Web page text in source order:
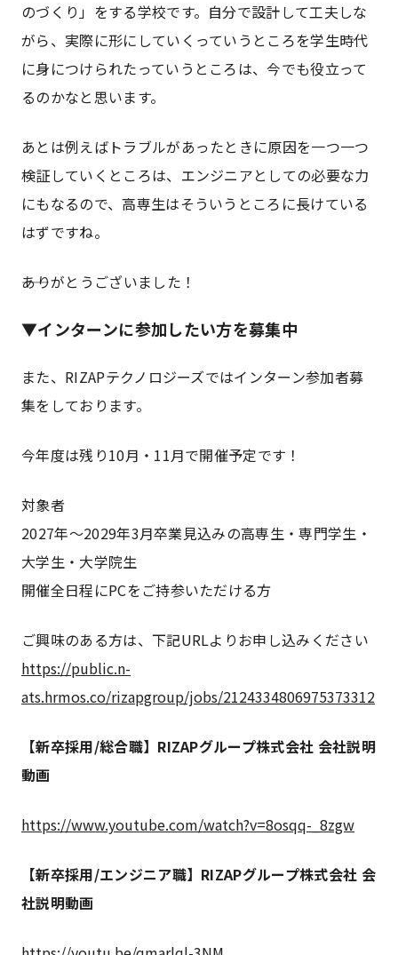
のづくり」をする学校です。自分で設計して工夫しな
がら、実際に形にしていくっていうところを学生時代
に身につけられたっていうところは、今でも役立って
るのかなと思います。
あとは例えばトラブルがあったときに原因を一つ一つ
検証していくところは、エンジニアとしての必要な力
にもなるので、高専生はそういうところに長けている
はずですね。
――ありがとうございました！
▼インターンに参加したい方を募集中
また、RIZAPテクノロジーズではインターン参加者募
集をしております。
今年度は残り10月・11月で開催予定です！
対象者
2027年～2029年3月卒業見込みの高専生・専門学生・
大学生・大学院生
開催全日程にPCをご持参いただける方
ご興味のある方は、下記URLよりお申し込みください
https://public.n-
ats.hrmos.co/rizapgroup/jobs/2124334806975373312
【新卒採用/総合職】RIZAPグループ株式会社 会社説明
動画
https://www.youtube.com/watch?v=8osqq-_8zgw
【新卒採用/エンジニア職】RIZAPグループ株式会社 会
社説明動画